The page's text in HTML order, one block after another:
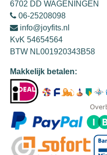
6702 DD WAGENINGEN
06-25208098
info@joyfits.nl
KvK 54654564
BTW NL001920343B58
Makkelijk betalen: